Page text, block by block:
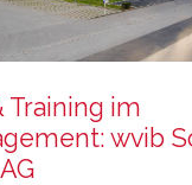
Training im
wvib